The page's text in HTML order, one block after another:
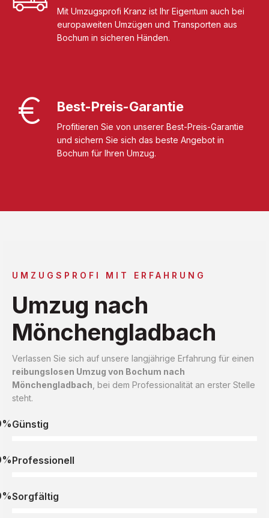
Mit Umzugsprofi Kranz ist Ihr Eigentum auch bei
europaweiten Umzügen und Transporten aus
Bochum in sicheren Händen.
Best-Preis-Garantie
Profitieren Sie von unserer Best-Preis-Garantie
und sichern Sie sich das beste Angebot in
Bochum für Ihren Umzug.
UMZUGSPROFI MIT ERFAHRUNG
Umzug nach
Mönchengladbach
Verlassen Sie sich auf unsere langjährige Erfahrung für einen
reibungslosen Umzug von Bochum nach
Mönchengladbach , bei dem Professionalität an erster Stelle
steht.
Günstig
Professionell
Sorgfältig